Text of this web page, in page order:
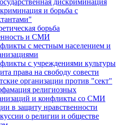
дискриминация
и борьба с
борьба
и СМИ
с местным населением и
с учреждениями культуры
права на свободу совести
организации против "сект"
религиозных
и конфликты со СМИ
в защиту нравственности
о религии и обществе